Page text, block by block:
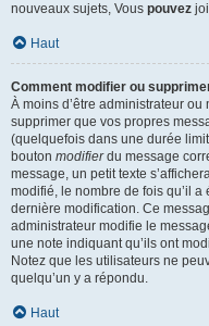
nouveaux sujets, Vous pouvez
Haut
Comment modifier ou
À moins d’être administrateur
supprimer que vos propres
(quelquefois dans une durée
bouton modifierdu message
message, un petit texte
modifié, le nombre de fois qu’il
dernière modification. Ce
administrateur modifie le
une note indiquant qu’ils ont
Notez que les utilisateurs ne
quelqu’un y a répondu.
Haut